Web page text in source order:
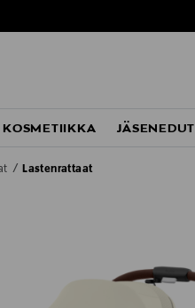
KOSMETIIKKA JÄSENEDUT
Lastenrattaat